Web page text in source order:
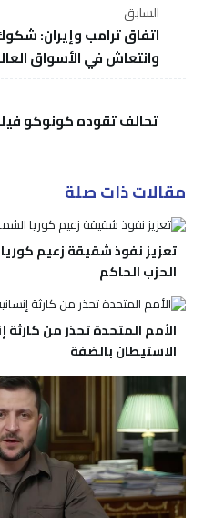
السابق
اتفاق ترامب وإيران:
وانتعاش في الأسواق
تحالف تقوده كونوكو
مقالات ذات صلة
تعزيز نفوذ شقيقة زعيم
الحزب الحاكم
الأمم المتحدة تحذر من
الاستيطان بالضفة